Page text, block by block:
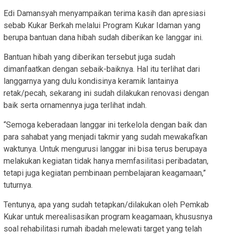
Edi Damansyah menyampaikan terima kasih dan apresiasi
sebab Kukar Berkah melalui Program Kukar Idaman yang
berupa bantuan dana hibah sudah diberikan ke langgar ini.
Bantuan hibah yang diberikan tersebut juga sudah
dimanfaatkan dengan sebaik-baiknya. Hal itu terlihat dari
langgarnya yang dulu kondisinya keramik lantainya
retak/pecah, sekarang ini sudah dilakukan renovasi dengan
baik serta ornamennya juga terlihat indah.
“Semoga keberadaan langgar ini terkelola dengan baik dan
para sahabat yang menjadi takmir yang sudah mewakafkan
waktunya. Untuk mengurusi langgar ini bisa terus berupaya
melakukan kegiatan tidak hanya memfasilitasi peribadatan,
tetapi juga kegiatan pembinaan pembelajaran keagamaan,”
tuturnya.
Tentunya, apa yang sudah tetapkan/dilakukan oleh Pemkab
Kukar untuk merealisasikan program keagamaan, khususnya
soal rehabilitasi rumah ibadah melewati target yang telah